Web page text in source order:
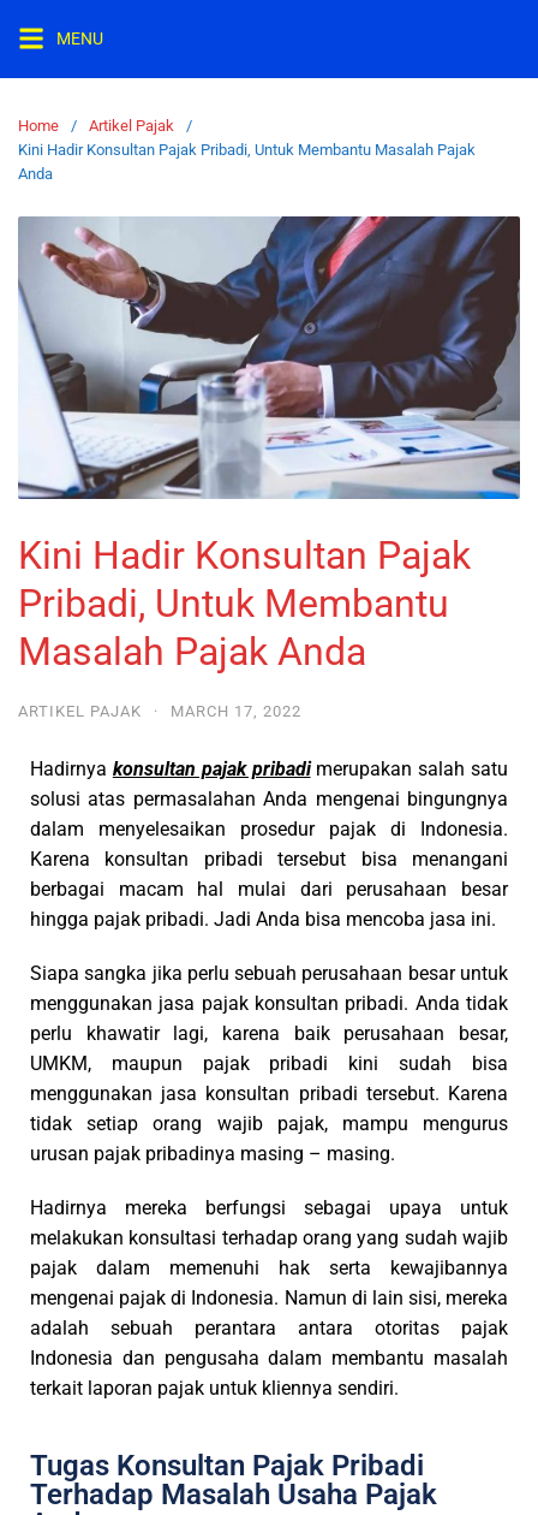
MENU
Home
Artikel Pajak
Kini Hadir Konsultan Pajak Pribadi, Untuk Membantu Masalah Pajak
Anda
Kini Hadir Konsultan Pajak
Pribadi, Untuk Membantu
Masalah Pajak Anda
ARTIKEL PAJAK · MARCH 17, 2022
Hadirnya konsultan pajak pribadimerupakan salah satu
solusi atas permasalahan Anda mengenai bingungnya
dalam menyelesaikan prosedur pajak di Indonesia.
Karena konsultan pribadi tersebut bisa menangani
berbagai macam hal mulai dari perusahaan besar
hingga pajak pribadi. Jadi Anda bisa mencoba jasa ini.
Siapa sangka jika perlu sebuah perusahaan besar untuk
menggunakan jasa pajak konsultan pribadi. Anda tidak
perlu khawatir lagi, karena baik perusahaan besar,
UMKM, maupun pajak pribadi kini sudah bisa
menggunakan jasa konsultan pribadi tersebut. Karena
tidak setiap orang wajib pajak, mampu mengurus
urusan pajak pribadinya masing – masing.
Hadirnya mereka berfungsi sebagai upaya untuk
melakukan konsultasi terhadap orang yang sudah wajib
pajak dalam memenuhi hak serta kewajibannya
mengenai pajak di Indonesia. Namun di lain sisi, mereka
adalah sebuah perantara antara otoritas pajak
Indonesia dan pengusaha dalam membantu masalah
terkait laporan pajak untuk kliennya sendiri.
Tugas Konsultan Pajak Pribadi
Terhadap Masalah Usaha Pajak